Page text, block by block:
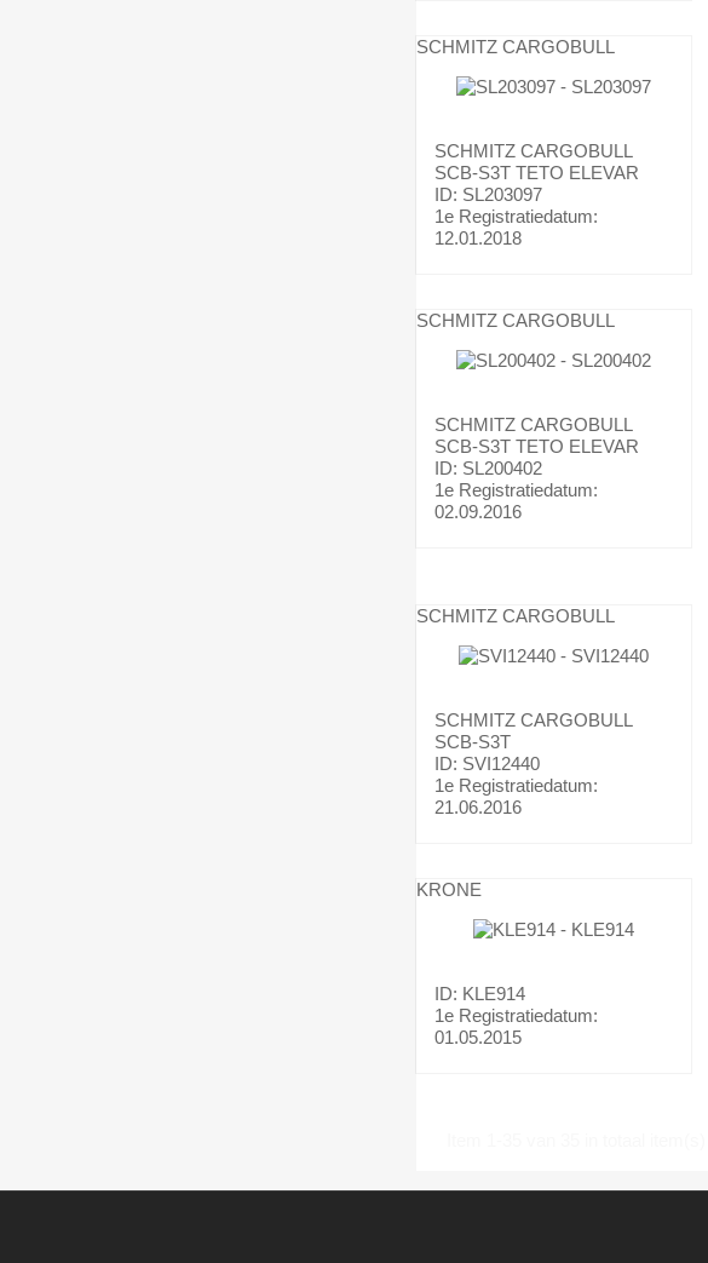
SCHMITZ CARGOBULL
SCHMITZ CARGOBULL
SCB-S3T TETO ELEVAR
ID: SL203097
1e Registratiedatum:
12.01.2018
SCHMITZ CARGOBULL
SCHMITZ CARGOBULL
SCB-S3T TETO ELEVAR
ID: SL200402
1e Registratiedatum:
02.09.2016
SCHMITZ CARGOBULL
SCHMITZ CARGOBULL
SCB-S3T
ID: SVI12440
1e Registratiedatum:
21.06.2016
KRONE
ID: KLE914
1e Registratiedatum:
01.05.2015